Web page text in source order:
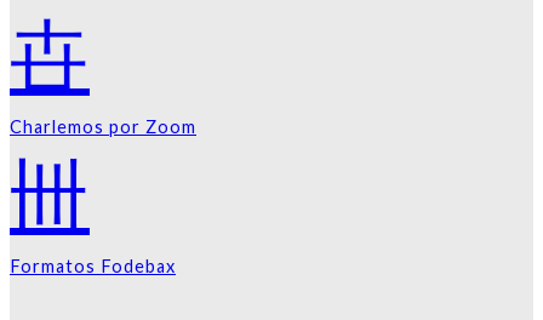
Charlemos por Zoom
Formatos Fodebax